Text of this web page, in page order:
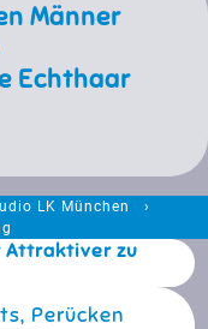
Männer
Echthaar
LK München
Attraktiver zu
Perücken